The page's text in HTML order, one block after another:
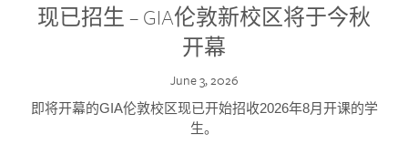
现已招生 – GIA伦敦新校区将于今秋
开幕
June 3, 2026
即将开幕的GIA伦敦校区现已开始招收2026年8月开课的学
生。